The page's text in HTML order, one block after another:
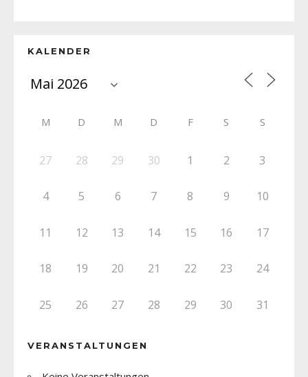
KALENDER
M D M D F S S
27 28 29 30 1 2 3
4 5 6 7 8 9 10
11 12 13 14 15 16 17
18 19 20 21 22 23 24
25 26 27 28 29 30 31
VERANSTALTUNGEN